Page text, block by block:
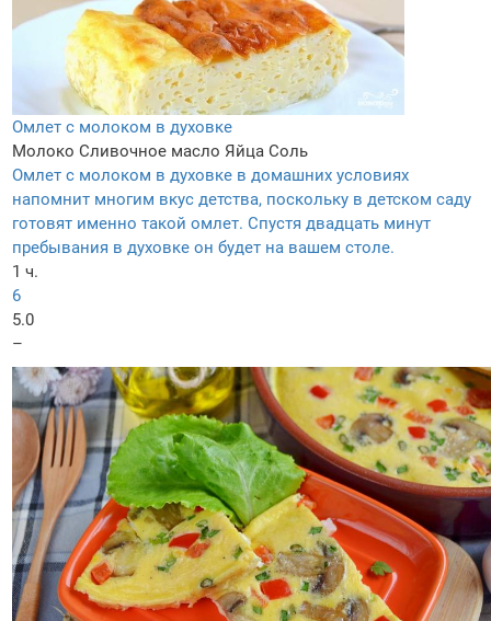
Омлет с молоком в духовке
Молоко Сливочное масло Яйца Соль
Омлет с молоком в духовке в домашних условиях
напомнит многим вкус детства, поскольку в детском саду
готовят именно такой омлет. Спустя двадцать минут
пребывания в духовке он будет на вашем столе.
1 ч.
6
5.0
–